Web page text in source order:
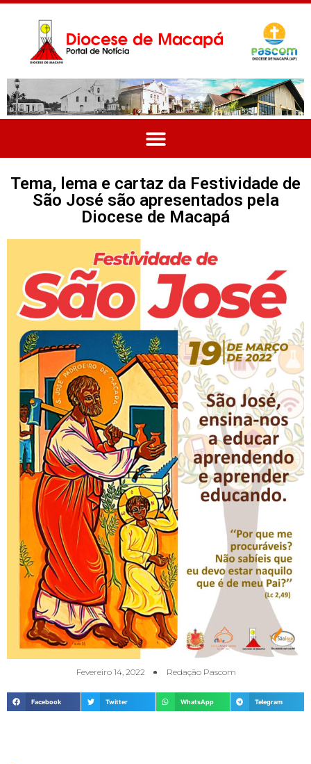
Tema, lema e cartaz da Festividade de
São José são apresentados pela
Diocese de Macapá
Fevereiro 14, 2022 Redação Pascom
Facebook Twitter WhatsApp Telegram